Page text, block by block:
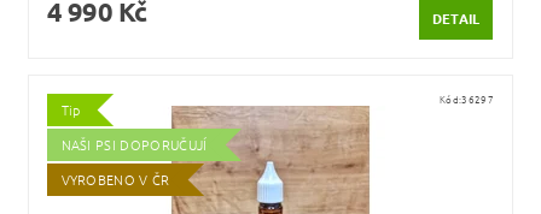
4 990 Kč DETAIL
Tip
NAŠI PSI DOPORUČUJÍ
VYROBENO V ČR
Kód:36297